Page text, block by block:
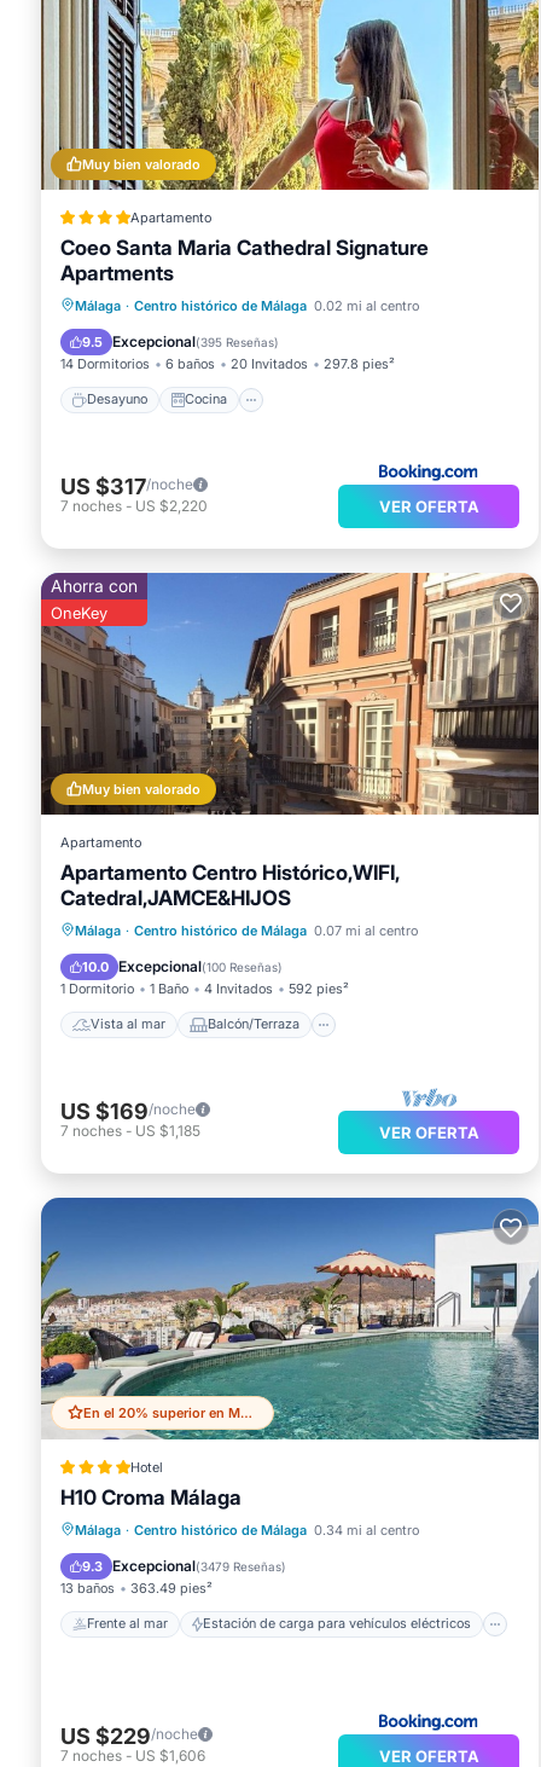
Número de licencia : B02709590
Muy bien valorado
Apartamento
Coeo Santa Maria Cathedral Signature
Apartments
Málaga · Centro histórico de Málaga 0.02 mi al centro
9.5 Excepcional(395 Reseñas)
14 Dormitorios 6 baños 20 Invitados 297.8 pies²
Desayuno Cocina
Desayuno
Cocina
Aire acondicionado
US $317/noche
7 noches - US $2,220 VER OFERTA
Muy bien valorado
Ahorra con
OneKey
Apartamento
Apartamento Centro Histórico,WIFI,
Catedral,JAMCE&HIJOS
Málaga · Centro histórico de Málaga 0.07 mi al centro
10.0 Excepcional(100 Reseñas)
1 Dormitorio 1 Baño 4 Invitados 592 pies²
Vista al mar Balcón/Terraza
Vista al mar
Balcón/Terraza
Vistas
Cocina
US $169/noche
7 noches - US $1,185 VER OFERTA
En el 20% superior en Malaga Historic Centre
Hotel
H10 Croma Málaga
Málaga · Centro histórico de Málaga 0.34 mi al centro
9.3 Excepcional(3479 Reseñas)
13 baños 363.49 pies²
Frente al mar Estación de carga para vehículos eléctricos
Frente al mar
Estación de carga para vehículos eléctricos
Aparcamiento
Piscina
US $229/noche
7 noches - US $1,606 VER OFERTA